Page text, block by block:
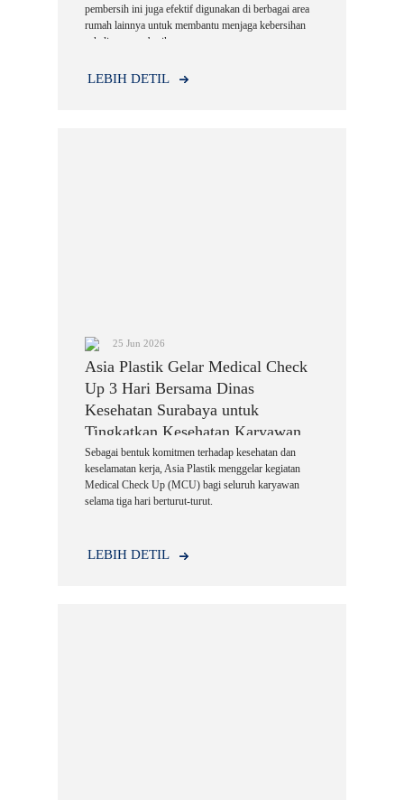
pembersih ini juga efektif digunakan di berbagai area
rumah lainnya untuk membantu menjaga kebersihan
sekaligus memberikan aroma segar.
LEBIH DETIL
25 Jun 2026
Asia Plastik Gelar Medical Check
Up 3 Hari Bersama Dinas
Kesehatan Surabaya untuk
Tingkatkan Kesehatan Karyawan
Sebagai bentuk komitmen terhadap kesehatan dan
keselamatan kerja, Asia Plastik menggelar kegiatan
Medical Check Up (MCU) bagi seluruh karyawan
selama tiga hari berturut-turut.
LEBIH DETIL